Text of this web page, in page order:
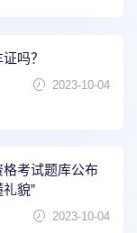
吗？
2023-10-04
考试题库公布
礼貌”
2023-10-04